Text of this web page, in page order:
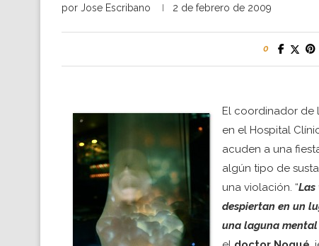
por Jose Escribano 2 de febrero de 2009
0
El coordinador de
en el Hospital
acuden a una
algún tipo de
una violación. “Las
despiertan en un
una laguna mental